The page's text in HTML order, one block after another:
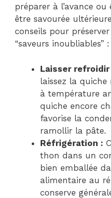
préparer à l’avance
être savourée
conseils pour
“saveurs inoubliables” :
Laisser refroidir
laissez la
à température
quiche encore
favorise la
ramollir la pâte.
Réfrigération :
thon dans un
bien emballée
alimentaire au
conserve